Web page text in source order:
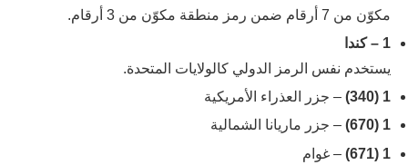
مكوّن من 7 أرقام ضمن رمز منطقة مكوّن من 3 أرقام.
1 – كندا
يستخدم نفس الرمز الدولي كالولايات المتحدة.
1 (340)
– جزر العذراء الأمريكية
1 (670)
– جزر ماريانا الشمالية
1 (671)
– غوام